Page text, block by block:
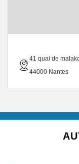
41 quai de
44000 Nantes